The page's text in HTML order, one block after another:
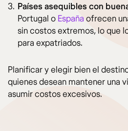
Países asequibles con
Portugal o España ofrecen
sin costos extremos, lo que
para expatriados.
Planificar y elegir bien el
quienes desean mantener una
asumir costos excesivos.